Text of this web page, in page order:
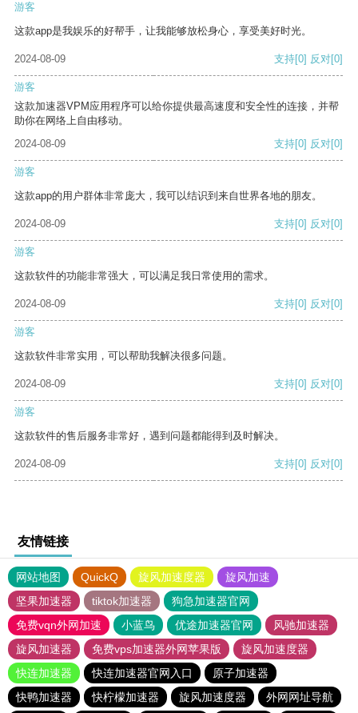
游客
这款app是我娱乐的好帮手，让我能够放松身心，享受美好时光。
2024-08-09 支持[0] 反对[0]
游客
这款加速器VPM应用程序可以给你提供最高速度和安全性的连接，并帮
助你在网络上自由移动。
2024-08-09
支持[0] 反对[0]
游客
这款app的用户群体非常庞大，我可以结识到来自世界各地的朋友。
2024-08-09 支持[0] 反对[0]
游客
这款软件的功能非常强大，可以满足我日常使用的需求。
2024-08-09 支持[0] 反对[0]
游客
这款软件非常实用，可以帮助我解决很多问题。
2024-08-09 支持[0] 反对[0]
游客
这款软件的售后服务非常好，遇到问题都能得到及时解决。
2024-08-09 支持[0] 反对[0]
友情链接
网站地图 QuickQ 旋风加速度器
旋风加速
坚果加速器
tiktok加速器
狗急加速器官网
免费vqn外网加速
小蓝鸟 优途加速器官网
风驰加速器
旋风加速器
免费vps加速器外网苹果版
旋风加速度器
快连加速器
快连加速器官网入口
原子加速器
快鸭加速器
快柠檬加速器 旋风加速度器 外网网址导航